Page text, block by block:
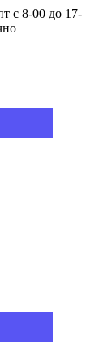
с 8-00 до 17-